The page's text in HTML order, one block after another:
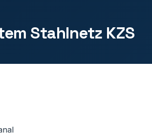
Stahlnetz KZS